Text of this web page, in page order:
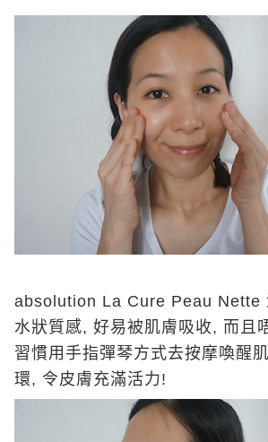
absolution La Cure Peau Nette
水狀質感, 好易被肌膚吸收, 而且
習慣用手指彈琴方式去按摩喚醒
環, 令皮膚充滿活力!